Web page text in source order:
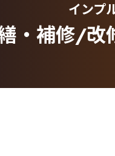
インプ
・補修/改